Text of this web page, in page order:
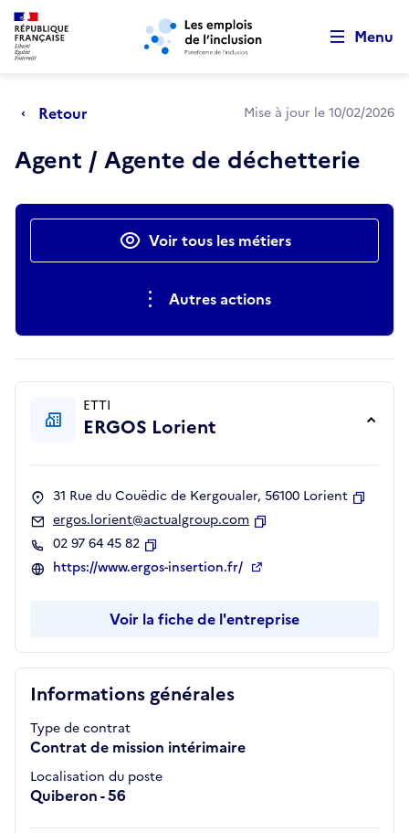
Aller au menu principal Aller au contenu principal
Menu
Retour Mise à jour le 10/02/2026
Agent / Agente de déchetterie
Actions rapidesVoir tous les métiers
Autres actions
Informations générales
Type de contrat
Contrat de mission intérimaire
Localisation du poste
Quiberon - 56
ETTI
ERGOS Lorient
31 Rue du Couëdic de Kergoualer, 56100 Lorient
ergos.lorient@actualgroup.com
02 97 64 45 82
Copier
https://www.ergos-insertion.fr/
Voir la fiche de l'entreprise
Retour au début de la page
Panneau de gestion des cookies